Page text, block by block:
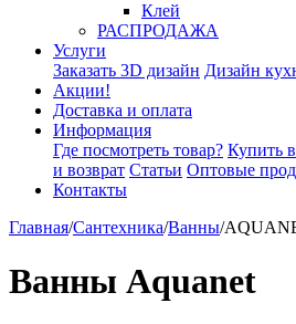
Клей
РАСПРОДАЖА
Услуги
Заказать 3D дизайн Дизайн
Акции!
Доставка и оплата
Информация
Где посмотреть товар? Купить
и возврат Статьи Оптовые
Контакты
Главная/Сантехника/Ванны/
Ванны Aquanet